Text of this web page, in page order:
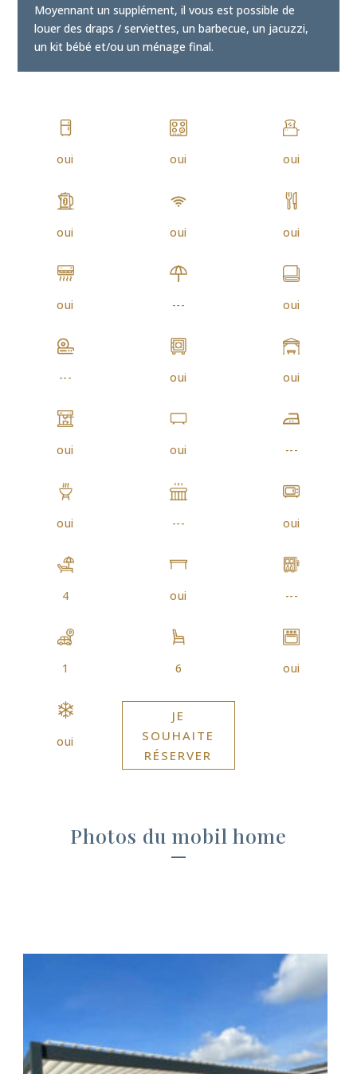
Moyennant un supplément, il vous est possible de
louer des draps / serviettes, un barbecue, un jacuzzi,
un kit bébé et/ou un ménage final.
oui
oui
oui
---
oui
oui
4
1
oui
oui
oui
---
oui
oui
---
oui
6
JE
SOUHAITE
RÉSERVER
oui
oui
oui
oui
---
oui
---
oui
Photos du mobil home